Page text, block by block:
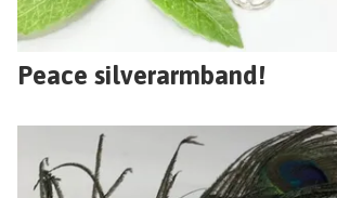
Peace silverarmband!